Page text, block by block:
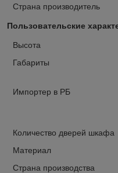
Страна производитель
Пользовательские
Высота
Габариты
Импортер в РБ
Количество дверей шкафа
Материал
Страна производства